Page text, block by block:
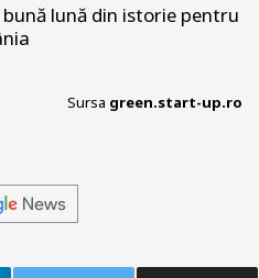
lună din istorie pentru
Sursa green.start-up.ro